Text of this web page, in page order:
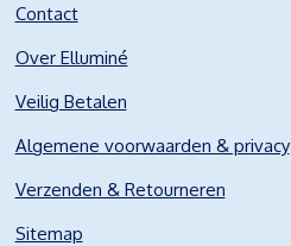
Contact
Over Elluminé
Veilig Betalen
Algemene voorwaarden & privacy
Verzenden & Retourneren
Sitemap